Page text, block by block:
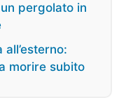
pergolato in
morire subito